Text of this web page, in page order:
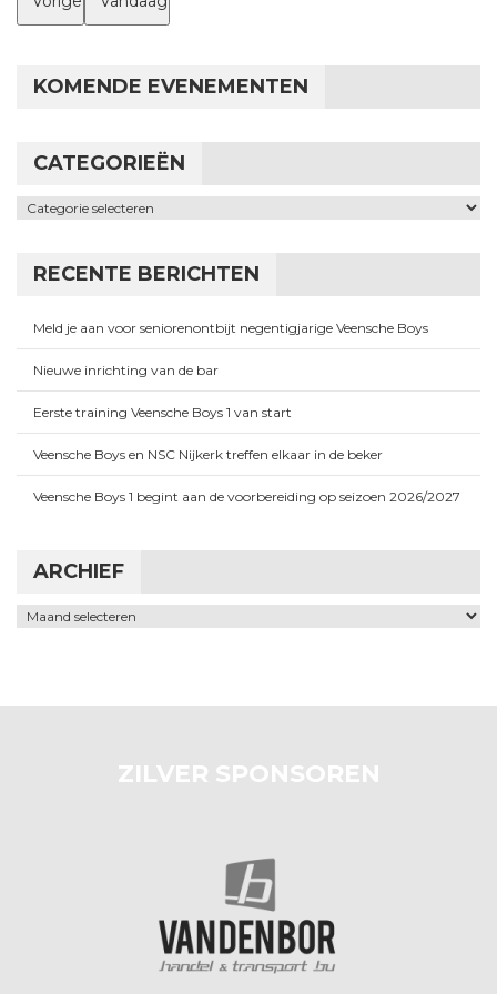
KOMENDE EVENEMENTEN
CATEGORIEËN
Categorieën
RECENTE BERICHTEN
Meld je aan voor seniorenontbijt negentigjarige Veensche Boys
Nieuwe inrichting van de bar
Eerste training Veensche Boys 1 van start
Veensche Boys en NSC Nijkerk treffen elkaar in de beker
Veensche Boys 1 begint aan de voorbereiding op seizoen 2026/2027
ARCHIEF
Archief
ZILVER SPONSOREN